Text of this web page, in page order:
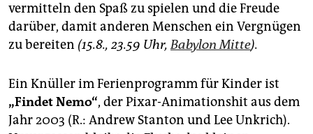
vermitteln den Spaß zu spielen und die Freude
darüber, damit anderen Menschen ein Vergnügen
zu bereiten (15.8., 23.59 Uhr,Babylon Mitte).
Ein Knüller im Ferienprogramm für Kinder ist
„Findet Nemo“, der Pixar-Animationshit aus dem
Jahr 2003 (R.: Andrew Stanton und Lee Unkrich).